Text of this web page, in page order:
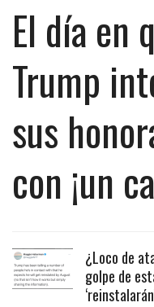
El día en
Trump
sus
con ¡un
¿Loco de
golpe de